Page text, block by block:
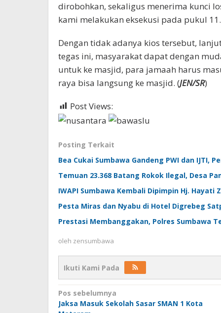
dirobohkan, sekaligus menerima kunci
kami melakukan eksekusi pada pukul
Dengan tidak adanya kios tersebut,
tegas ini, masyarakat dapat dengan
untuk ke masjid, para jamaah harus
raya bisa langsung ke masjid. (JEN/SR)
Post Views:
Posting Terkait
Bea Cukai Sumbawa Gandeng PWI dan IJTI,
Temuan 23.368 Batang Rokok Ilegal, Desa
IWAPI Sumbawa Kembali Dipimpin Hj.
Pesta Miras dan Nyabu di Hotel Digrebeg
Prestasi Membanggakan, Polres Sumbawa
oleh zensumbawa
Ikuti Kami Pada
Navigasi
pos
Pos sebelumnya
Jaksa Masuk Sekolah Sasar SMAN 1 Kota